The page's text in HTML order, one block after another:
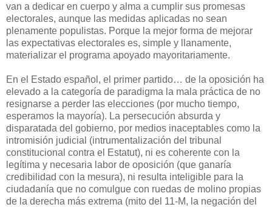
van a dedicar en cuerpo y alma a cumplir sus promesas
electorales, aunque las medidas aplicadas no sean
plenamente populistas. Porque la mejor forma de mejorar
las expectativas electorales es, simple y llanamente,
materializar el programa apoyado mayoritariamente.
En el Estado español, el primer partido… de la oposición ha
elevado a la categoría de paradigma la mala práctica de no
resignarse a perder las elecciones (por mucho tiempo,
esperamos la mayoría). La persecución absurda y
disparatada del gobierno, por medios inaceptables como la
intromisión judicial (intrumentalización del tribunal
constitucional contra el Estatut), ni es coherente con la
legítima y necesaria labor de oposición (que ganaría
credibilidad con la mesura), ni resulta inteligible para la
ciudadanía que no comulgue con ruedas de molino propias
de la derecha más extrema (mito del 11-M, la negación del